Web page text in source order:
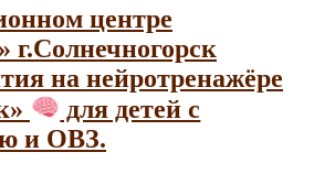
центре
на нейротренажёре
для детей с
и ОВЗ.